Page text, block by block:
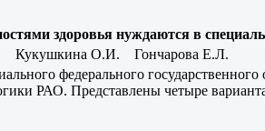
здоровья нуждаются в
Кукушкина О.И. Гончарова Е.Л.
федерального
РАО. Представлены четыре